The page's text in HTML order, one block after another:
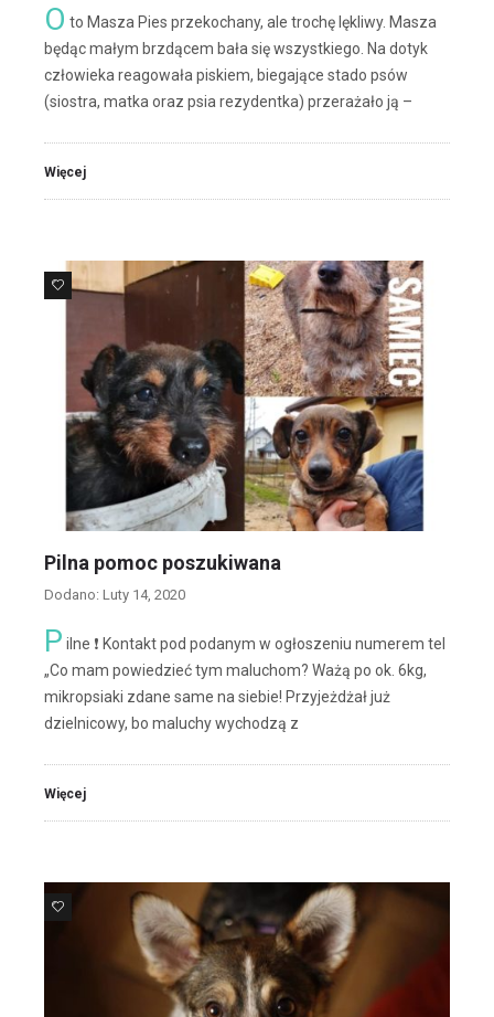
O to Masza Pies przekochany, ale trochę lękliwy. Masza
będąc małym brzdącem bała się wszystkiego. Na dotyk
człowieka reagowała piskiem, biegające stado psów
(siostra, matka oraz psia rezydentka) przerażało ją –
Więcej
17
Pilna pomoc poszukiwana
Dodano: Luty 14, 2020
P ilne ❗ Kontakt pod podanym w ogłoszeniu numerem tel
„Co mam powiedzieć tym maluchom? Ważą po ok. 6kg,
mikropsiaki zdane same na siebie! Przyjeżdżał już
dzielnicowy, bo maluchy wychodzą z
Więcej
15